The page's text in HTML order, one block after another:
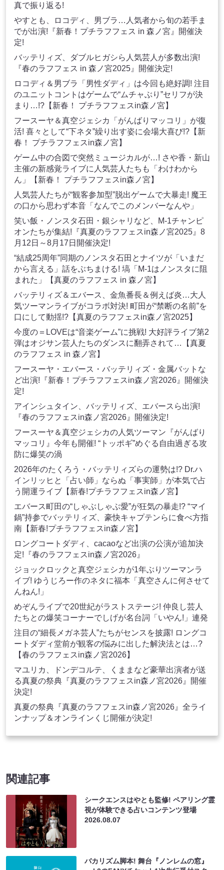
真で振り返る!
やすとも、ロコディ、男ブラ…人気者から旬の若手ま
でが出演!『新春！プチラフフェス in 森ノ宮』開催決
定!
バッテリィズ、ダブルヒガシら人気芸人が多数出演!
『春のラフフェス in 森ノ宮2025』開催決定!
ロコディ＆男ブラ「男性ダディ」は今回も絶好調! 注目
のユニットコントはゲームで“ムチャぶり”セリフが決
まり…!?【新春！ プチラフフェスin森ノ宮】
フースーヤ＆真空ジェシカ「がんばりマッコリ」が復
活! 喜々として“下ネタ”繰り出す姿に会場大喜び!?【新
春！ プチラフフェスin森ノ宮】
ゲーム中の合図で突然ミュージカルが…! さや香・新山
主催の新感覚ライブに人気芸人たちも「わけわから
ん」【新春！ プチラフフェスin森ノ宮】
人気芸人たちが“観客参加型”脱出ゲームで大暴走! 魔王
の口から思わず本音「なんでこのメンバーなんや」
笑い飯・ノンスタ石田・銀シャリなど、M-1チャンピ
オンたちが集結!『真夏のラフフェスin森ノ宮2025』8
月12日～8月17日開催決定!
“結成25周年”同期のノンスタ石田とナイツが「いまだ
から言える」話をぶちまける! 塙「M-1はノンスタに阻
まれた」【真夏のラフフェス in 森ノ宮】
バッテリィズ＆エバース、金魚番長＆例えば炎…大人
気ツーマンライブがコラボ対決! 町田が“禁断の名前”を
口にして動揺!?【真夏のラフフェスin森ノ宮2025】
今度の＝LOVEは“音楽ゲーム”に挑戦! 大好評ライブ第2
弾はオジサン芸人たちのダンスに翻弄されて…【真夏
のラフフェス in 森ノ宮】
フースーヤ・エバース・バッテリィズ・金属バットな
ど出演!『新春！プチラフフェスin森ノ宮2026』開催決
定!
アインシュタイン、バッテリィズ、エバースら出演!
『春のラフフェスin森ノ宮2026』開催決定!
フースーヤ＆真空ジェシカの人気ツーマン『がんばり
マッコリ』今年も開催! “トッポギ”めぐる自由過ぎる攻
防に爆笑の渦
2026年のたくろう・バッテリィズらの運勢は!? Dr.ハ
インリッヒと「占い師」ならぬ「事実師」が本気で占
う開運ライブ【新春!プチラフフェスin森ノ宮】
エバース町田の“しゃぶしゃぶ愛”が狂気の暴走!? “マイ
鍋”持参でバッテリィズ、豪快キャプテンらに食べ方指
南【新春!プチラフフェスin森ノ宮】
ロングコートダディ、cacaoなど出演の公演が追加決
定!『春のラフフェスin森ノ宮2026』
ジョックロックと真空ジェシカが1年ぶりツーマンラ
イブ! ゆうじろー作のネタに福本「真空さんに何させて
んねん!」
めぞんライブで20世紀がラストステージ! 仲良し芸人
たちとの爆笑コーナーでしげが名台詞「いやん!」連発
注目の“細長メガネ芸人”たちがセンスを披露! ロングコ
ートダディ堂前が観客の悩みに出した解決法とは…?
【春のラフフェスin森ノ宮2026】
マユリカ、ドンデコルテ、くままなど豪華出演者が送
る真夏の祭典『真夏のラフフェスin森ノ宮2026』開催
決定!
真夏の祭典『真夏のラフフェスin森ノ宮2026』全ライ
ンナップ＆オンラインくじ開催が決定!
関連記事
シークエンスはやとも監修! ペアリング霊
視が体験できる占いコンテンツ登場
2026.08.07
バカリズム脚本! 舞台『ノンレムの窓』